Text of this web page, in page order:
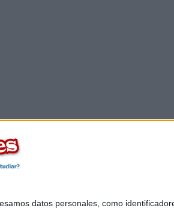
datos personales, como
|Anúnciate